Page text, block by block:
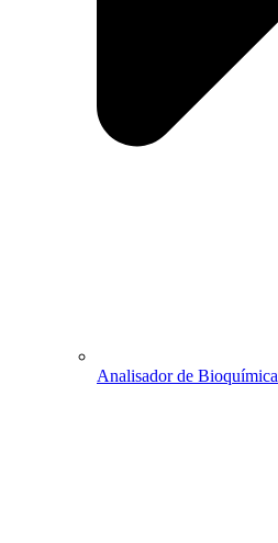
Analisador de Bioquímica